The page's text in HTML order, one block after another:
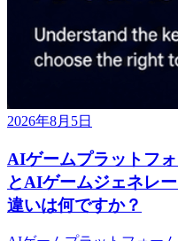
2026年8月5日
AIゲームプラットフ
とAIゲームジェネレ
違いは何ですか？